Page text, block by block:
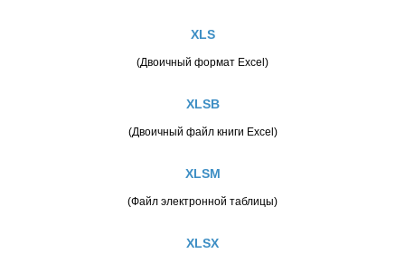
XLS
(Двоичный формат Excel)
XLSB
(Двоичный файл книги Excel)
XLSM
(Файл электронной таблицы)
XLSX